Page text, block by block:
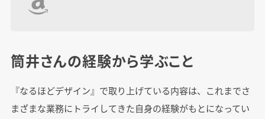
筒井さんの経験から学ぶこと
『なるほどデザイン』で取り上げている内容は、これまでさ
まざまな業務にトライしてきた自身の経験がもとになってい